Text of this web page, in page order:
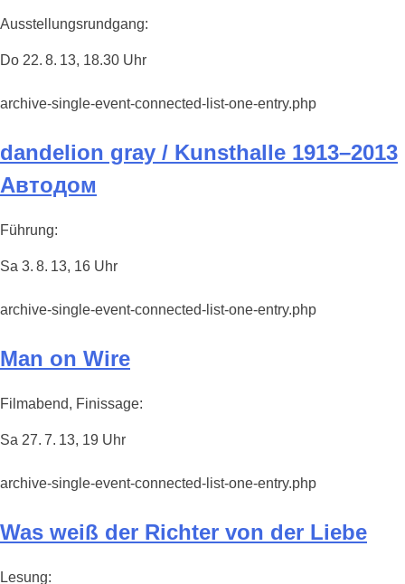
Ausstellungsrundgang:
Do 22. 8. 13, 18.30 Uhr
archive-single-event-connected-list-one-entry.php
dandelion gray / Kunsthalle 1913–2013
Автодом
Führung:
Sa 3. 8. 13, 16 Uhr
archive-single-event-connected-list-one-entry.php
Man on Wire
Filmabend, Finissage:
Sa 27. 7. 13, 19 Uhr
archive-single-event-connected-list-one-entry.php
Was weiß der Richter von der Liebe
Lesung: